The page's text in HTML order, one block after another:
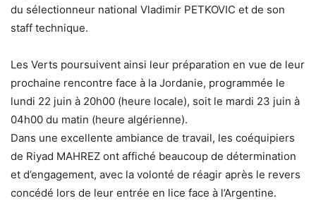
du sélectionneur national Vladimir PETKOVIC et de son
staff technique.
Les Verts poursuivent ainsi leur préparation en vue de leur
prochaine rencontre face à la Jordanie, programmée le
lundi 22 juin à 20h00 (heure locale), soit le mardi 23 juin à
04h00 du matin (heure algérienne).
Dans une excellente ambiance de travail, les coéquipiers
de Riyad MAHREZ ont affiché beaucoup de détermination
et d’engagement, avec la volonté de réagir après le revers
concédé lors de leur entrée en lice face à l’Argentine.